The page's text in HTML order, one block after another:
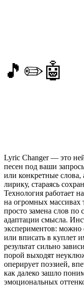
🎵✏️🤖
Lyric Changer — это
песен под ваши
или конкретные слова,
лирику, стараясь
Технология работает
на огромных массивах
просто замена слов
адаптации смысла.
экспериментов: можно
или вписать в куплет
результат сильно
порой выходят
оперирует поэзией,
как далеко зашло
эмоциональных